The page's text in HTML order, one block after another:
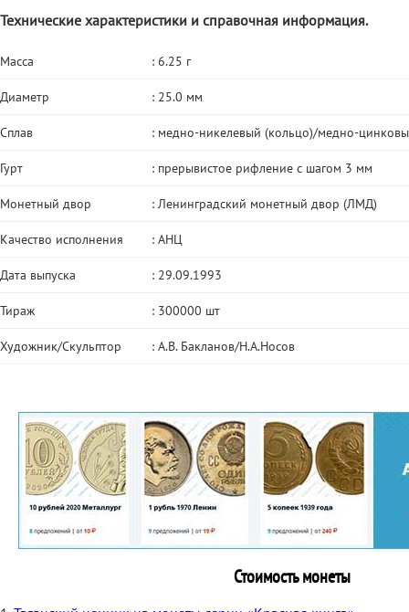
Технические характеристики и справочная информация.
Масса : 6.25 г
Диаметр : 25.0 мм
Сплав : медно-никелевый (кольцо)/медно-
Гурт : прерывистое рифление с шагом 3 мм
Монетный двор : Ленинградский монетный двор (ЛМД)
Качество исполнения : АНЦ
Дата выпуска : 29.09.1993
Тираж : 300000 шт
Художник/Скульптор : А.В. Бакланов/Н.А.Носов
Стоимость монеты